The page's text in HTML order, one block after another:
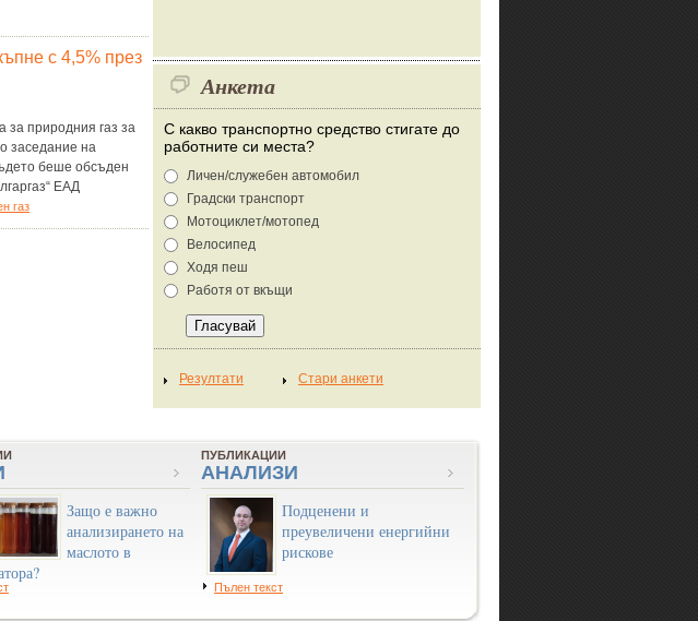
с 4,5% през
за природния газ за
заседание на
беше обсъден
ЕАД
газ
Анкета
С какво транспортно средство стигате до
работните си места?
Личен/служебен автомобил
Градски транспорт
Мотоциклет/мотопед
Велосипед
Ходя пеш
Работя от вкъщи
Защо е важно
анализирането на
маслото в
ПУБЛИКАЦИИ
АНАЛИЗИ
Подценени и
преувеличени енергийни
рискове
Пълен текст